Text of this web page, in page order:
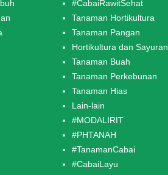
#CabaiRawitSehat
Tanaman Hortikultura
Tanaman Pangan
Hortikultura dan Sayuran
Tanaman Buah
Tanaman Perkebunan
Tanaman Hias
Lain-lain
#MODALIRIT
#PHTANAH
#TanamanCabai
#CabaiLayu